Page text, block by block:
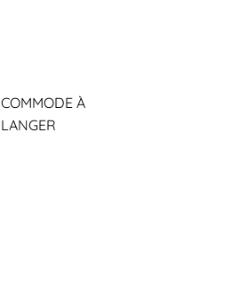
COMMODE À
LANGER